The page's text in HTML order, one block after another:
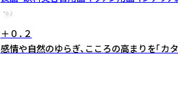
＋０．２
感情や自然のゆらぎ、こころの高まりを「カ